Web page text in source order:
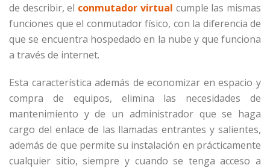
de describir, el conmutador virtual cumple las mismas
funciones que el conmutador físico, con la diferencia de
que se encuentra hospedado en la nube y que funciona
a través de internet.
Esta característica además de economizar en espacio y
compra de equipos, elimina las necesidades de
mantenimiento y de un administrador que se haga
cargo del enlace de las llamadas entrantes y salientes,
además de que permite su instalación en prácticamente
cualquier sitio, siempre y cuando se tenga acceso a